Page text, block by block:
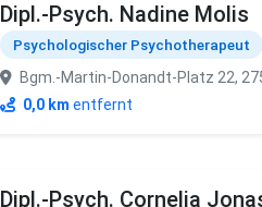
Dipl.-Psych. Nadine Molis
Psychologischer Psychotherapeut
Bgm.-Martin-Donandt-Platz 22,
0,0 km entfernt
Dipl.-Psych. Cornelia